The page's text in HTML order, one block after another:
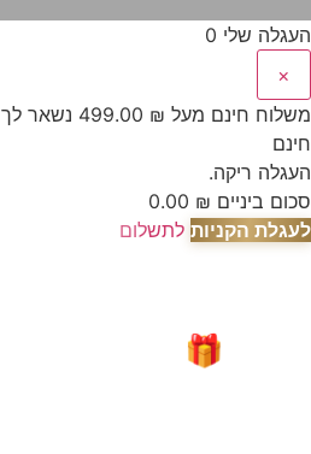
העגלה שלי 0
×
משלוח חינם מעל ₪ נשאר לך
חינם
העגלה ריקה.
סכום ביניים ₪
לעגלת הקניות לתשלום
🎁 מבצע מיוחד